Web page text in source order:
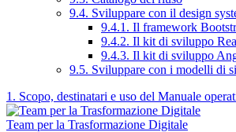
9.4. Sviluppare con il design
9.4.1. Il framework
9.4.2. Il kit di sviluppo
9.4.3. Il kit di sviluppo
9.5. Sviluppare con i modelli di
1. Scopo, destinatari e uso del Manuale
Team per la Trasformazione Digitale